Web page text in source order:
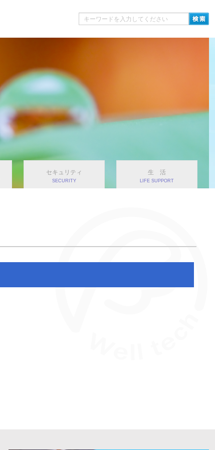
セキュリティ
SECURITY
生 活
LIFE SUPPORT